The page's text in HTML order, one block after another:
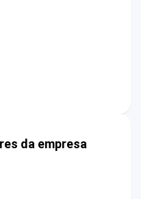
da empresa